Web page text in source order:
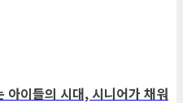
이들의 시대, 시니어가 채워